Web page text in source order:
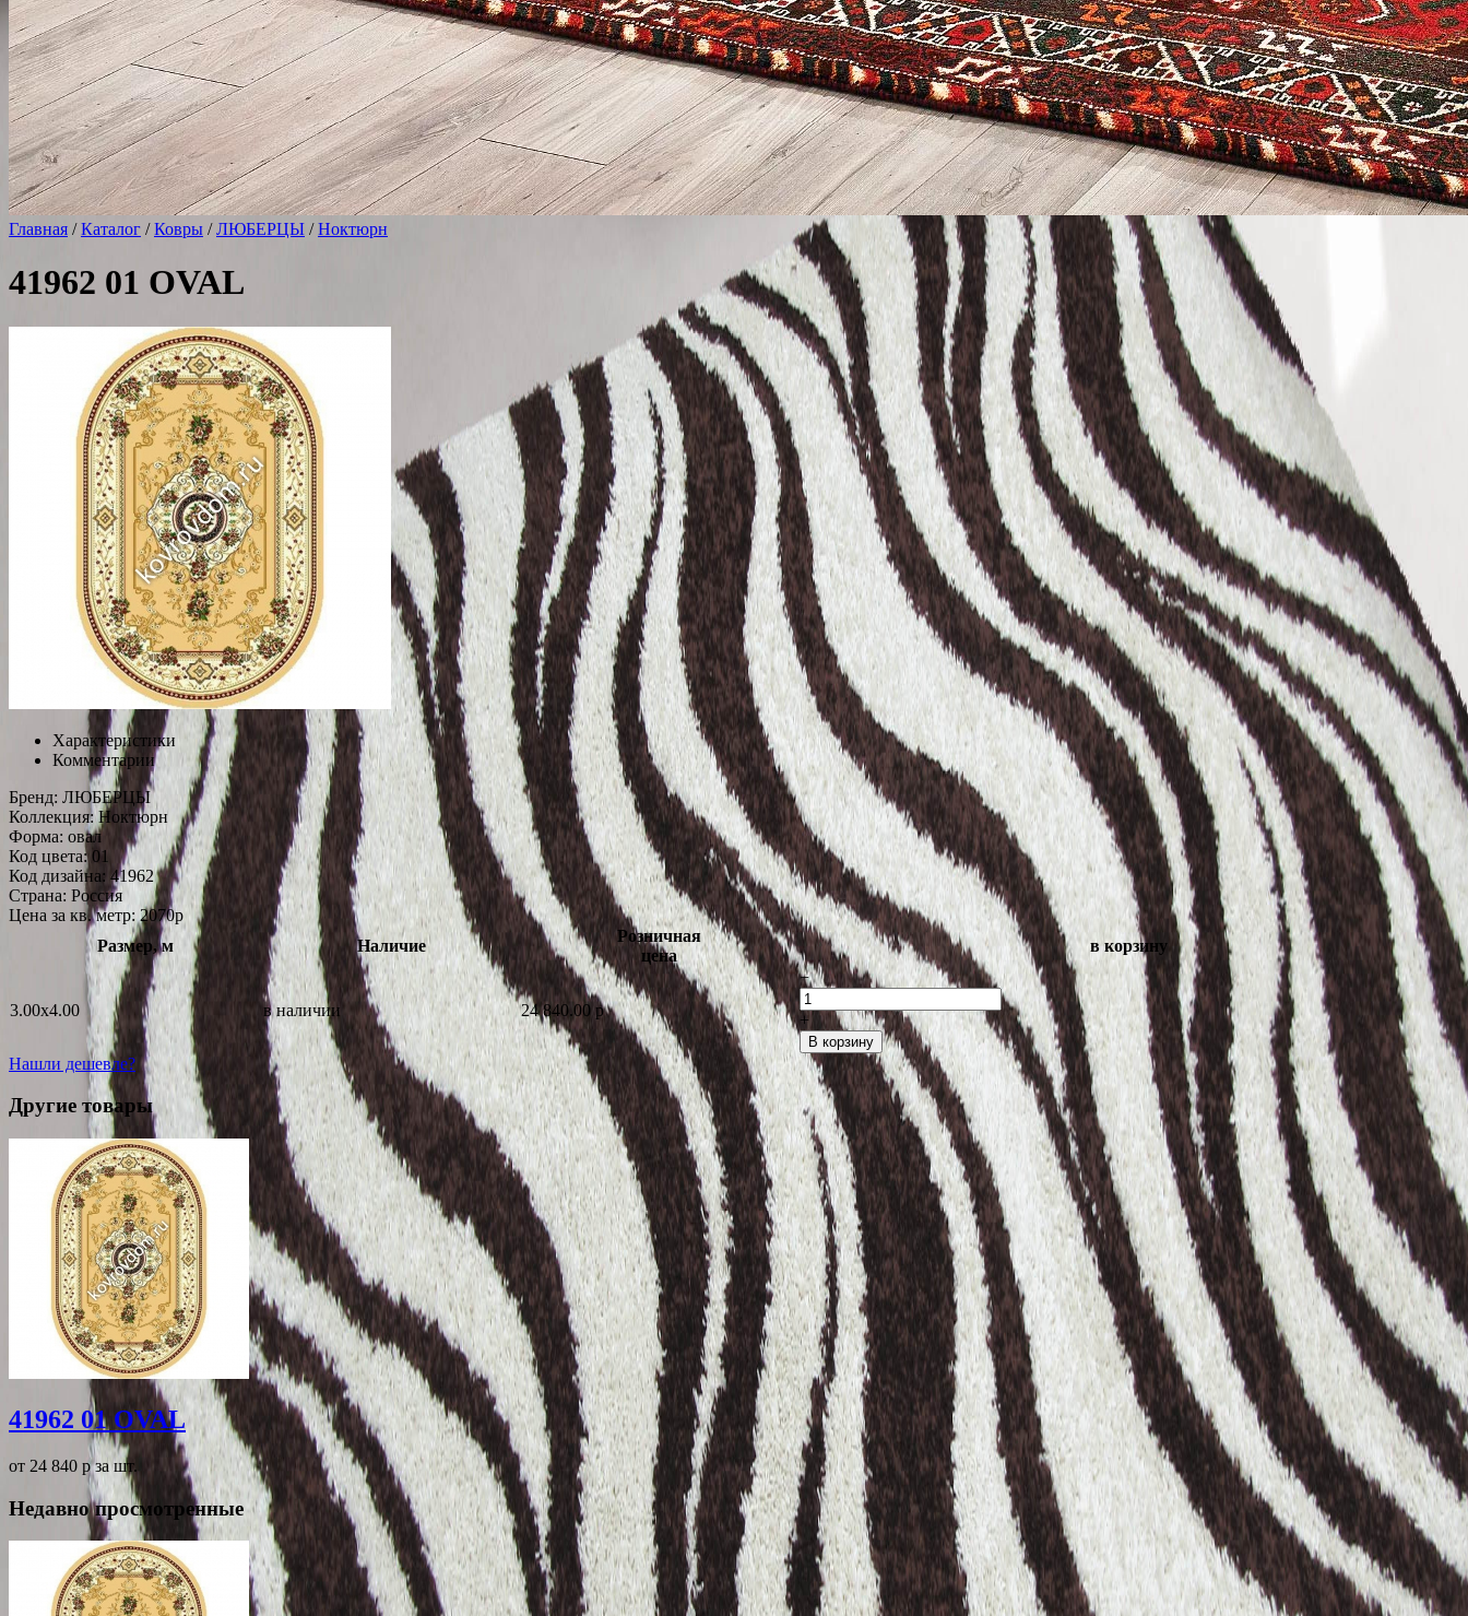
Главная /Каталог /Ковры /ЛЮБЕРЦЫ /Ноктюрн
41962 01 OVAL
Характеристики
Комментарии
Бренд: ЛЮБЕРЦЫ
Коллекция:Ноктюрн
Форма: овал
Код цвета:01
Код дизайна: 41962
Страна: Россия
Цена за кв. метр: 2070p
Размер, м
Наличие
Розничная
цена
в корзину
3.00x4.00 в наличии 24 840.00 p
−
+
В корзину
Нашли дешевле?
Другие товары
41962 01 OVAL
от 24 840 pза шт.
Недавно просмотренные